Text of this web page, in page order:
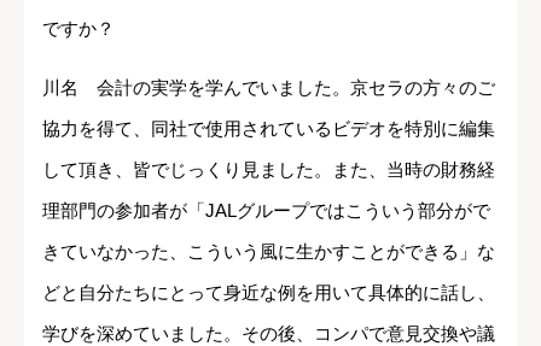
ですか？
川名 会計の実学を学んでいました。京セラの方々のご
協力を得て、同社で使用されているビデオを特別に編集
して頂き、皆でじっくり見ました。また、当時の財務経
理部門の参加者が「JALグループではこういう部分がで
きていなかった、こういう風に生かすことができる」な
どと自分たちにとって身近な例を用いて具体的に話し、
学びを深めていました。その後、コンパで意見交換や議